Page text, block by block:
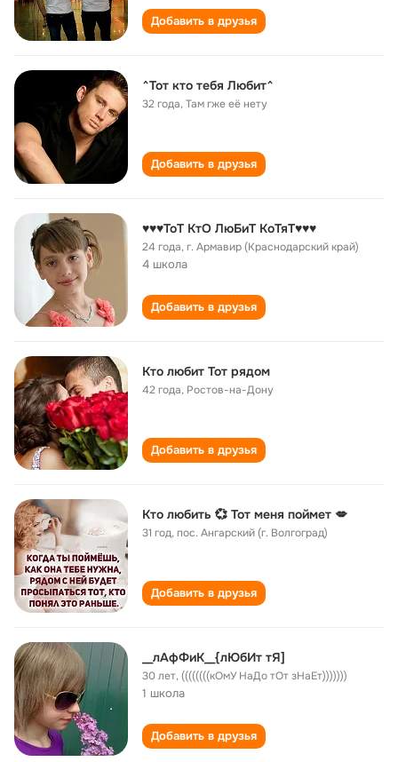
Добавить в друзья
^Тот кто тебя Любит^
32 года,Там гже её нету
Добавить в друзья
♥♥♥ТоТ КтО ЛюБиТ КоТяТ♥♥♥
24 года,г. Армавир (Краснодарский край)
4 школа
Добавить в друзья
Кто любит Тот рядом
42 года, Ростов-на-Дону
Добавить в друзья
Кто любить 💞 Тот меня поймет 💋
31 год,пос. Ангарский (г. Волгоград)
Добавить в друзья
__лАфФиК__{лЮбИт тЯ]
30 лет,((((((((кОмУ НаДо тОт зНаЕт)))))))
1 школа
Добавить в друзья